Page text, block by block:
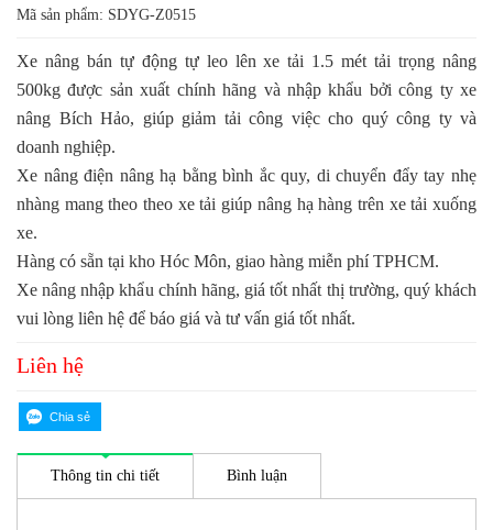
Mã sản phẩm: SDYG-Z0515
Xe nâng bán tự động tự leo lên xe tải 1.5 mét tải trọng nâng
500kg được sản xuất chính hãng và nhập khẩu bởi công ty xe
nâng Bích Hảo, giúp giảm tải công việc cho quý công ty và
doanh nghiệp.
Xe nâng điện nâng hạ bằng bình ắc quy, di chuyển đẩy tay nhẹ
nhàng mang theo theo xe tải giúp nâng hạ hàng trên xe tải xuống
xe.
Hàng có sẵn tại kho Hóc Môn, giao hàng miễn phí TPHCM.
Xe nâng nhập khẩu chính hãng, giá tốt nhất thị trường, quý khách
vui lòng liên hệ để báo giá và tư vấn giá tốt nhất.
Liên hệ
Thông tin chi tiết Bình luận